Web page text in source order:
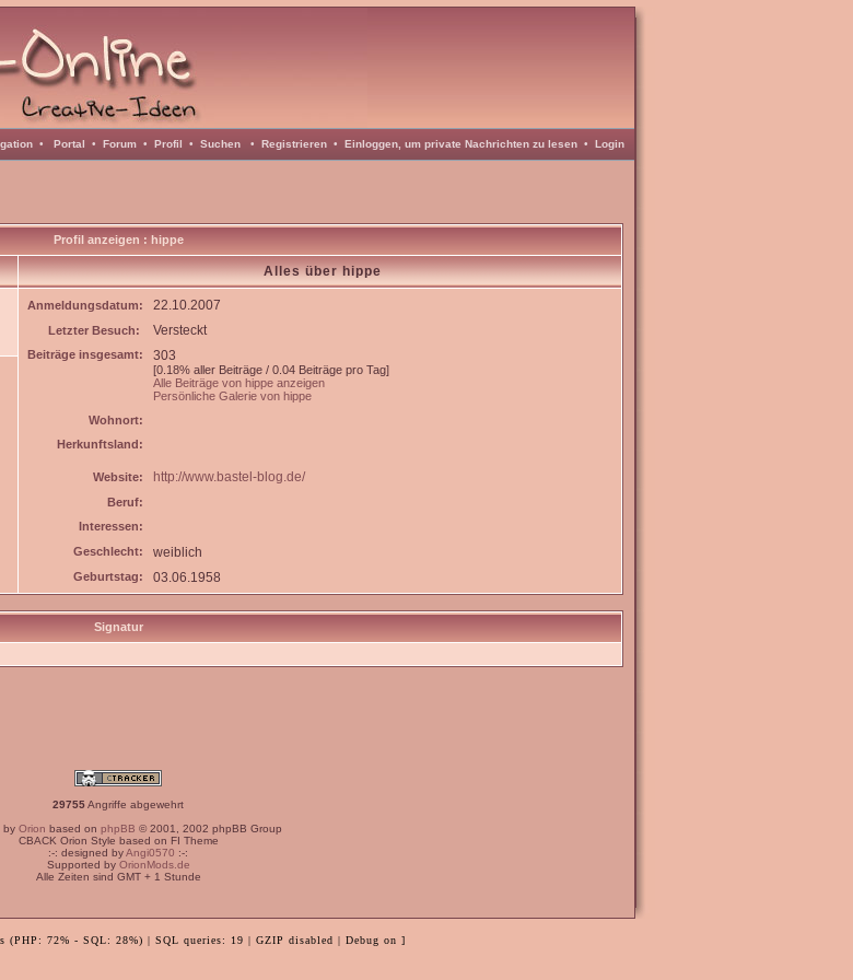
• Portal • Forum • Profil • Suchen • Registrieren • Einloggen, um private Nachrichten zu lesen • Login
Profil anzeigen : hippe
Alles über hippe
Anmeldungsdatum: 22.10.2007
Letzter Besuch: Versteckt
Beiträge insgesamt: 303
[0.18% aller Beiträge / 0.04 Beiträge pro Tag]
Alle Beiträge von hippe anzeigen
Persönliche Galerie von hippe
Wohnort:
Herkunftsland:
Website: http://www.bastel-blog.de/
Beruf:
Interessen:
Geschlecht:
weiblich
Geburtstag: 03.06.1958
Signatur
29755Angriffe abgewehrt
by Orion based on phpBB © 2001, 2002 phpBB Group
CBACK Orion Style based on FI Theme
:-: designed byAngi0570 :-:
Supported by OrionMods.de
Alle Zeiten sind GMT + 1 Stunde
(PHP: 72% - SQL: 28%) | SQL queries: 19 | GZIP disabled | Debug on ]